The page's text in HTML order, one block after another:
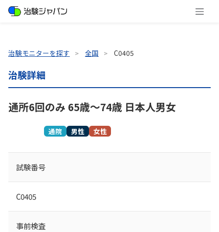
治験モニターを探す 全国 C0405
治験詳細
通所6回のみ 65歳～74歳 日本人男女
通院 男性 女性
試験番号
C0405
事前検査